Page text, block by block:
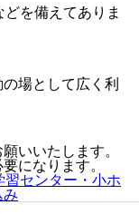
を備えてありま
場として広く利
いいたします。
になります。
センター・小ホ
み